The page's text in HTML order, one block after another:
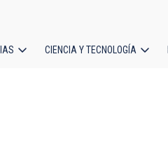
CIENCIA Y TECNOLOGÍA